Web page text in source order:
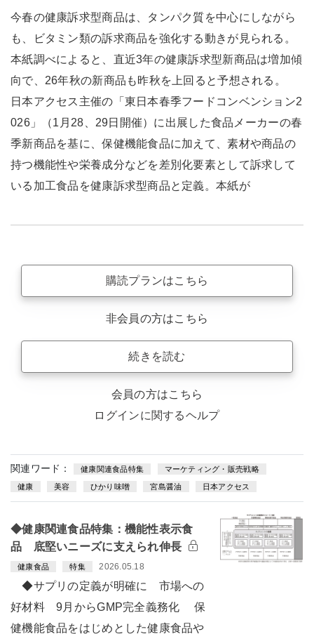
今春の健康訴求型商品は、タンパク質を中心にしながら
も、ビタミン類の訴求商品を強化する動きが見られる。
本紙調べによると、直近3年の健康訴求型新商品は増加傾
向で、26年秋の新商品も昨秋を上回ると予想される。
日本アクセス主催の「東日本春季フードコンベンション2
026」（1月28、29日開催）に出展した食品メーカーの春
季新商品を基に、保健機能食品に加えて、素材や商品の
持つ機能性や栄養成分などを差別化要素として訴求して
いる加工食品を健康訴求型商品と定義。本紙が
購読プランはこちら
非会員の方はこちら
続きを読む
会員の方はこちら
ログインに関するヘルプ
関連ワード： 健康関連食品特集 マーケティング・販売戦略
健康 美容 ひかり味噌 宮島醤油 日本アクセス
◆健康関連食品特集：機能性表示食
品 底堅いニーズに支えられ伸長
健康食品 特集 2026.05.18
◆サプリの定義が明確に 市場への
好材料 9月からGMP完全義務化 保
健機能食品をはじめとした健康食品や